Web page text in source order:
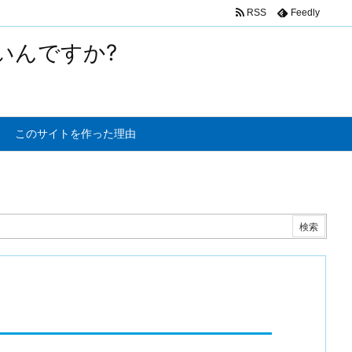
んですか?
このサイトを作った理由
RSS Feedly